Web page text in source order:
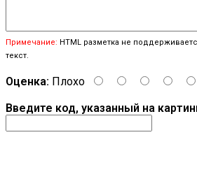
Примечание: HTML разметка не
текст.
Оценка: Плохо
Введите код, указанный на